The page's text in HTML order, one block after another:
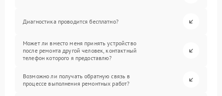
Диагностика проводится бесплатно?
Может ли вместо меня принять устройство
после ремонта другой человек, контактный
телефон которого я предоставлю?
Возможно ли получать обратную связь в
процессе выполнения ремонтных работ?